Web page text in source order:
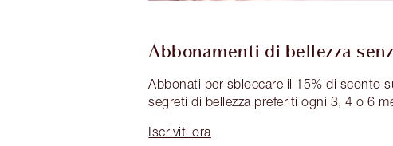
Abbonamenti di bellezza
Abbonati per sbloccare il 15% di sconto
segreti di bellezza preferiti ogni 3, 4 o 6
Iscriviti ora